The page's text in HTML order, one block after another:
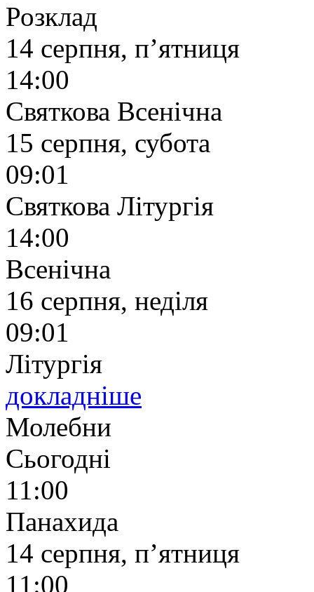
Розклад
14 серпня, п’ятниця
14:00
Святкова Всенічна
15 серпня, субота
09:01
Святкова Літургія
14:00
Всенічна
16 серпня, неділя
09:01
Літургія
докладніше
Молебни
Сьогодні
11:00
Панахида
14 серпня, п’ятниця
11:00